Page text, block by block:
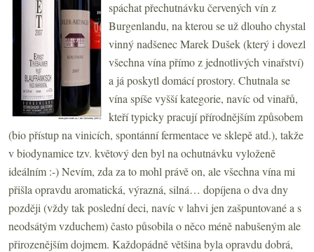
spáchat přechutnávku červených vín z
Burgenlandu, na kterou se už dlouho chystal
vinný nadšenec Marek Dušek (který i dovezl
všechna vína přímo z jednotlivých vinařství)
a já poskytl domácí prostory. Chutnala se
vína spíše vyšší kategorie, navíc od vinařů,
kteří typicky pracují přírodnějším způsobem
(bio přístup na vinicích, spontánní fermentace ve sklepě atd.), takže
v biodynamice tzv. květový den byl na ochutnávku vyloženě
ideálním :-) Nevím, zda za to mohl právě on, ale všechna vína mi
přišla opravdu aromatická, výrazná, silná… dopíjena o dva dny
později (vždy tak poslední deci, navíc v lahvi jen zašpuntované a s
neodsátým vzduchem) často působila o něco méně nabušeným ale
přirozenějším dojmem. Každopádně většina byla opravdu dobrá,